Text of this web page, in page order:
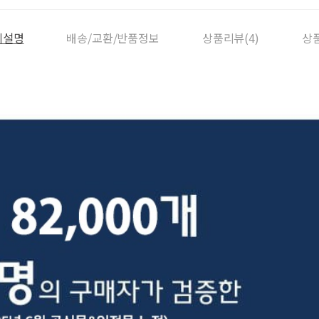
명 배송/교환/반품정보 상품리뷰(4) 상